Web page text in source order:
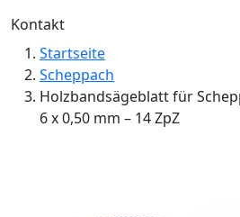
Kontakt
Startseite
Scheppach
Holzbandsägeblatt für
6 x 0,50 mm – 14 ZpZ